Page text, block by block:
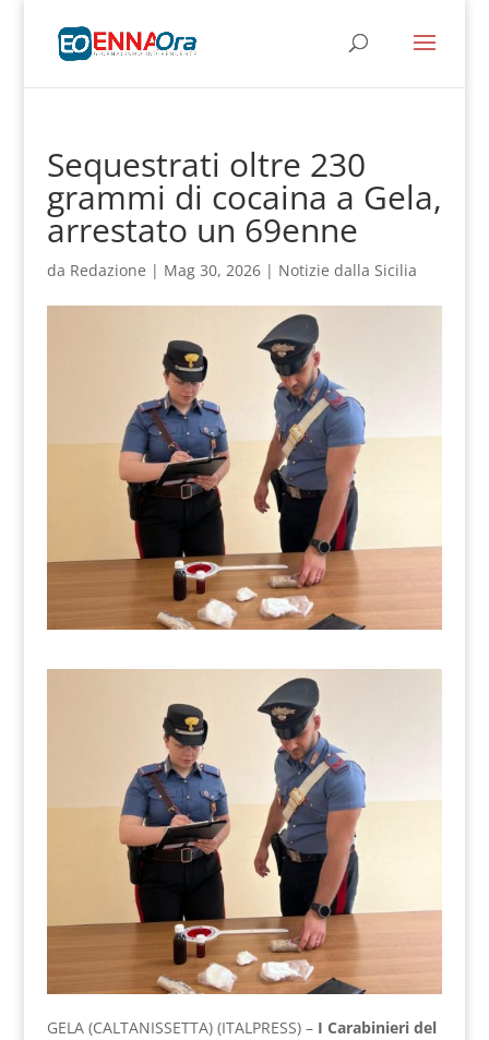
Sequestrati oltre 230
grammi di cocaina a Gela,
arrestato un 69enne
da Redazione | Mag 30, 2026| Notizie dalla Sicilia
GELA (CALTANISSETTA) (ITALPRESS) –I Carabinieri del